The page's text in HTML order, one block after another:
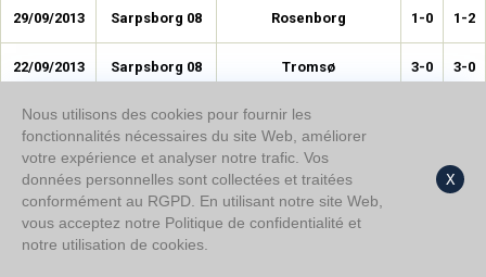
29/09/2013 Sarpsborg 08 Rosenborg 1-0 1-2
22/09/2013 Sarpsborg 08 Tromsø 3-0 3-0
01/09/2013 Sarpsborg 08 Haugesund
18/08/2013 Sarpsborg 08 Sogndal 0-1
Sarpsborg 08 Strømsgodset
Nous utilisons des cookies pour fournir les
fonctionnalités nécessaires du site Web, améliorer
votre expérience et analyser notre trafic. Vos
données personnelles sont collectées et traitées
conformément au RGPD. En utilisant notre site Web,
vous acceptez notre Politique de confidentialité et
notre utilisation de cookies.
X